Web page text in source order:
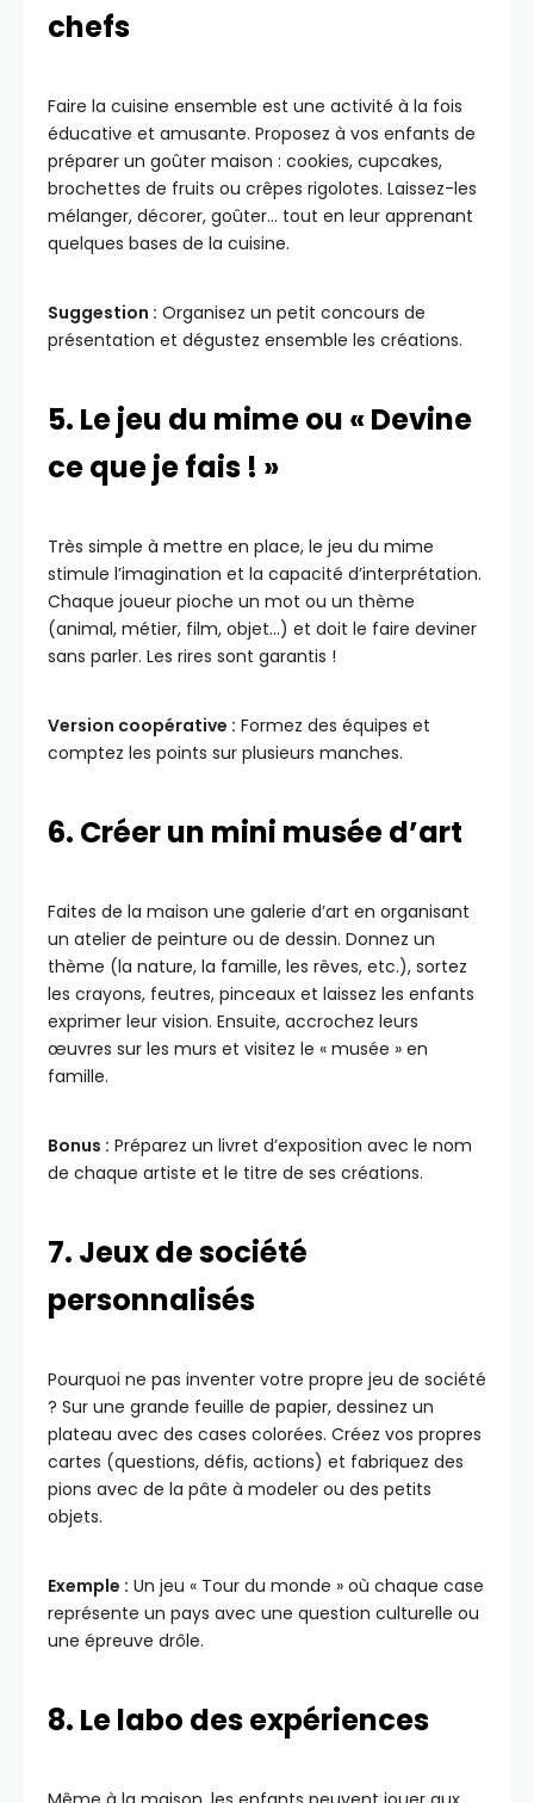
chefs
Faire la cuisine ensemble est une activité à la fois
éducative et amusante. Proposez à vos enfants de
préparer un goûter maison : cookies, cupcakes,
brochettes de fruits ou crêpes rigolotes. Laissez-les
mélanger, décorer, goûter… tout en leur apprenant
quelques bases de la cuisine.
Suggestion : Organisez un petit concours de
présentation et dégustez ensemble les créations.
5. Le jeu du mime ou « Devine
ce que je fais ! »
Très simple à mettre en place, le jeu du mime
stimule l’imagination et la capacité d’interprétation.
Chaque joueur pioche un mot ou un thème
(animal, métier, film, objet…) et doit le faire deviner
sans parler. Les rires sont garantis !
Version coopérative : Formez des équipes et
comptez les points sur plusieurs manches.
6. Créer un mini musée d’art
Faites de la maison une galerie d’art en organisant
un atelier de peinture ou de dessin. Donnez un
thème (la nature, la famille, les rêves, etc.), sortez
les crayons, feutres, pinceaux et laissez les enfants
exprimer leur vision. Ensuite, accrochez leurs
œuvres sur les murs et visitez le « musée » en
famille.
Bonus : Préparez un livret d’exposition avec le nom
de chaque artiste et le titre de ses créations.
7. Jeux de société
personnalisés
Pourquoi ne pas inventer votre propre jeu de société
? Sur une grande feuille de papier, dessinez un
plateau avec des cases colorées. Créez vos propres
cartes (questions, défis, actions) et fabriquez des
pions avec de la pâte à modeler ou des petits
objets.
Exemple : Un jeu « Tour du monde » où chaque case
représente un pays avec une question culturelle ou
une épreuve drôle.
8. Le labo des expériences